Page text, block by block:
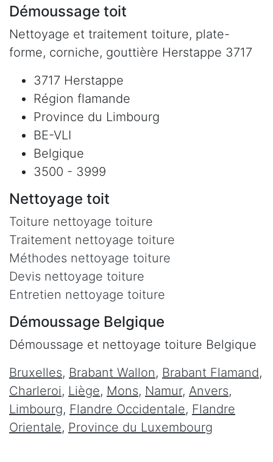
Démoussage toit
Nettoyage et traitement toiture, plate-
forme, corniche, gouttière Herstappe 3717
3717 Herstappe
Région flamande
Province du Limbourg
BE-VLI
Belgique
3500 - 3999
Nettoyage toit
Toiture nettoyage toiture
Traitement nettoyage toiture
Méthodes nettoyage toiture
Devis nettoyage toiture
Entretien nettoyage toiture
Démoussage Belgique
Démoussage et nettoyage toiture Belgique
Bruxelles, Brabant Wallon, Brabant Flamand,
Charleroi, Liège, Mons, Namur, Anvers,
Limbourg, Flandre Occidentale, Flandre
Orientale, Province du Luxembourg